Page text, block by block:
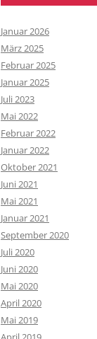
Januar 2026
März 2025
Februar 2025
Januar 2025
Juli 2023
Mai 2022
Februar 2022
Januar 2022
Oktober 2021
Juni 2021
Mai 2021
Januar 2021
September 2020
Juli 2020
Juni 2020
Mai 2020
April 2020
Mai 2019